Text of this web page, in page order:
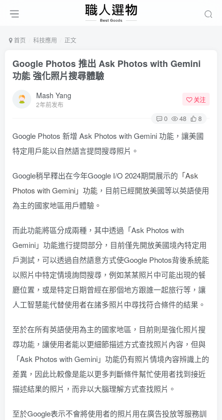
首页 科技應用 正文
Google Photos 推出 Ask Photos with Gemini
功能 強化照片搜尋體驗
Mash Yang
2年前发布
关注
0 48 8
Google Photos 新增 Ask Photos with Gemini 功能，讓美國
特定用戶能以自然語言提問搜尋照片。
Google稍早釋出在今年Google I/O 2024期間展示的 「Ask
Photos with Gemini」功能 ，目前已經開放美國等以英語使用
為主的國家地區用戶體驗。
而此功能將區分成兩種，其中透過「Ask Photos with
Gemini」功能進行提問部分，目前僅先開放美國境內特定用
戶測試，可以透過自然語意方式使Google Photos背後系統能
以照片中特定情境詢問搜尋，例如某某照片中可能出現的餐
廳位置，或是特定日期曾經在那個地方跟誰一起旅行等，讓
人工智慧能代替使用者在諸多照片中尋找符合條件的結果。
至於在所有英語使用為主的國家地區，目前則是強化照片搜
尋功能，讓使用者能以更細節描述方式查找照片內容，但與
「Ask Photos with Gemini」功能仍有照片情境內容辨識上的
差異，因此比較像是能以更多判斷條件幫忙使用者找到接近
描述結果的照片，而非以大腦理解方式查找照片。
至於Google表示不會將使用者的照片用在廣告投放等服務訓